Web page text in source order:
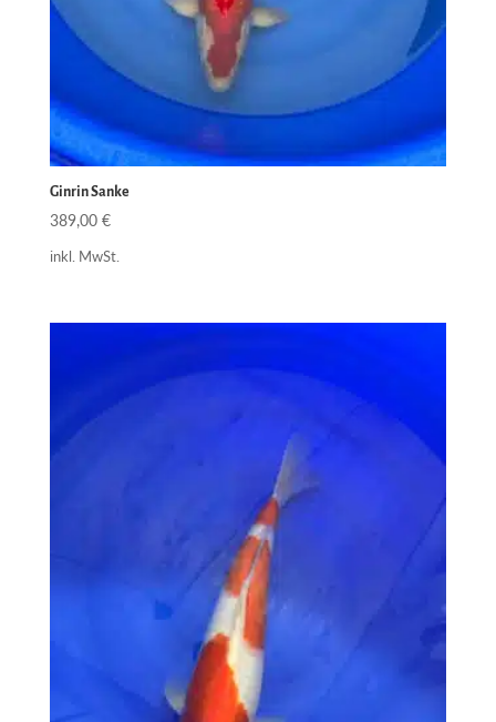
Ginrin Sanke
389,00 €
inkl. MwSt.